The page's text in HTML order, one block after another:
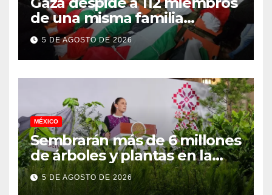
de una misma familia
asesinados durante el
genocidio
5 DE AGOSTO DE 2026
MÉXICO
Sembrarán más de 6 millones
de árboles y plantas en la
Jornada Nacional de
Reforestación 2026
5 DE AGOSTO DE 2026